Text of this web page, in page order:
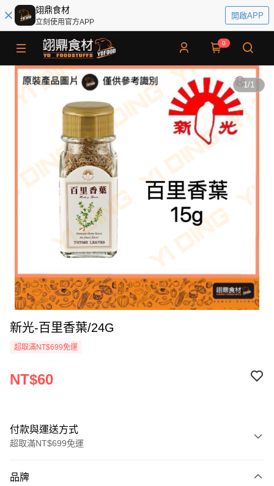
翊鼎食材
立刻使用官方APP
開啟APP
0
1/1
新光-百里香葉/24G
超取滿NT$699免運
NT$60
付款與運送方式
超取滿NT$699免運
品牌